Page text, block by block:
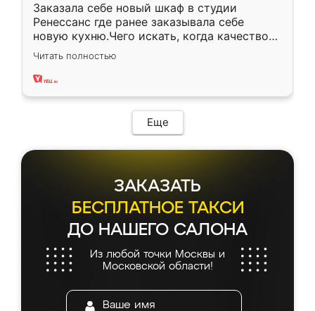
Заказала себе новый шкаф в студии
Ренессанс где ранее заказывала себе
новую кухню.Чего искать, когда качеством
вполне довольна. Служит кухня уже почти
два года, нареканий нет.
Читать полностью
Еще
ЗАКАЗАТЬ
БЕСПЛАТНОЕ ТАКСИ
ДО НАШЕГО САЛОНА
Из любой точки Москвы и
Московской области!